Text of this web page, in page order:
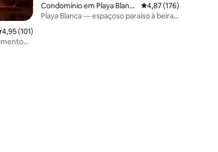
média de 4,95 em 5 estrelas, 101avaliações
4,95 (101)
Condomínio em Playa Blanca
-Farrallon (Distrito de Antón)
Classificação média
4,87 (176)
Playa Blanca — espaçoso paraíso à beira-